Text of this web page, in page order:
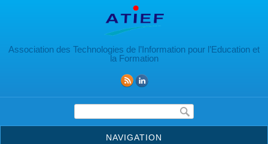
Association des Technologies de l’Information pour l’Education et
la Formation
Formulaire de recherche
NAVIGATION